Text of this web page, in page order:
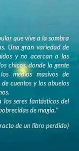
que vive a la sombra
Una gran variedad de
y no acercan a las
chicos, donde la gente
medios masivos de
cuentos y los abuelos
seres fantásticos del
de magia.“
de un libro perdido)